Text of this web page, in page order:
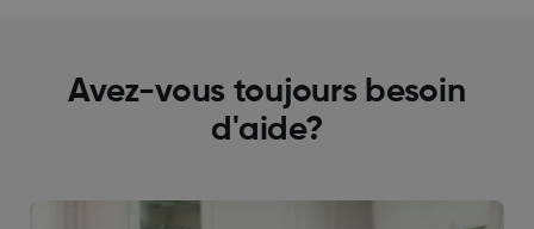
Avez-vous toujours besoin
d'aide?